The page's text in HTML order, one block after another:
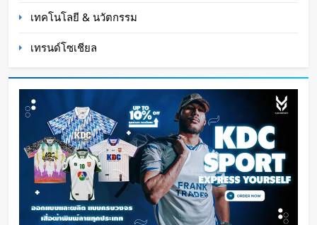
การสัมผัสและซ่อมแซมตัวเองใต้น้ำได้
WaWaW Content 13 ชั่วโมง ago
เทคโนโลยี & นวัตกรรม
เทรนด์โซเชียล